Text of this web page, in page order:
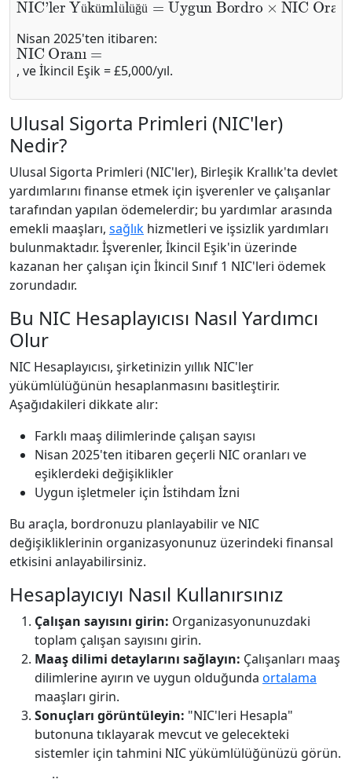
ü ü ü ü ğ ü
Nisan 2025'ten itibaren:
NIC Oranı=
, ve İkincil Eşik = £5,000/yıl.
Ulusal Sigorta Primleri (NIC'ler)
Nedir?
Ulusal Sigorta Primleri (NIC'ler), Birleşik Krallık'ta devlet
yardımlarını finanse etmek için işverenler ve çalışanlar
tarafından yapılan ödemelerdir; bu yardımlar arasında
emekli maaşları, sağlık hizmetleri ve işsizlik yardımları
bulunmaktadır. İşverenler, İkincil Eşik'in üzerinde
kazanan her çalışan için İkincil Sınıf 1 NIC'leri ödemek
zorundadır.
Bu NIC Hesaplayıcısı Nasıl Yardımcı
Olur
NIC Hesaplayıcısı, şirketinizin yıllık NIC'ler
yükümlülüğünün hesaplanmasını basitleştirir.
Aşağıdakileri dikkate alır:
Farklı maaş dilimlerinde çalışan sayısı
Nisan 2025'ten itibaren geçerli NIC oranları ve
eşiklerdeki değişiklikler
Uygun işletmeler için İstihdam İzni
Bu araçla, bordronuzu planlayabilir ve NIC
değişikliklerinin organizasyonunuz üzerindeki finansal
etkisini anlayabilirsiniz.
Hesaplayıcıyı Nasıl Kullanırsınız
Çalışan sayısını girin: Organizasyonunuzdaki
toplam çalışan sayısını girin.
Maaş dilimi detaylarını sağlayın: Çalışanları maaş
dilimlerine ayırın ve uygun olduğunda ortalama
maaşları girin.
Sonuçları görüntüleyin: "NIC'leri Hesapla"
butonuna tıklayarak mevcut ve gelecekteki
sistemler için tahmini NIC yükümlülüğünüzü görün.